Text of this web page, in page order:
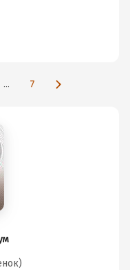
... 7
)